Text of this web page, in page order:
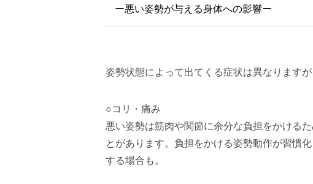
ー悪い姿勢が与える身体への影響ー
姿勢状態によって出てくる症状は異なります
○コリ・痛み
悪い姿勢は筋肉や関節に余分な負担をかける
とがあります。負担をかける姿勢動作が習慣
する場合も。